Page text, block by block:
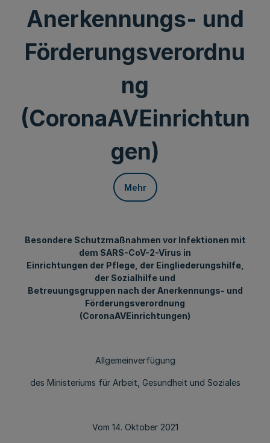
Anerkennungs- und
Förderungsverordnu
ng
(CoronaAVEinrichtun
gen)
Mehr
Besondere Schutzmaßnahmen vor Infektionen mit
dem SARS-CoV-2-Virus in
Einrichtungen der Pflege, der Eingliederungshilfe,
der Sozialhilfe und
Betreuungsgruppen nach der Anerkennungs- und
Förderungsverordnung
(CoronaAVEinrichtungen)
Allgemeinverfügung
des Ministeriums für Arbeit, Gesundheit und Soziales
Vom 14. Oktober 2021